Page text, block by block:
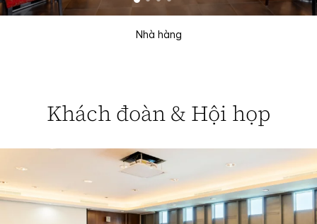
Nhà hàng
Khách đoàn & Hội họp